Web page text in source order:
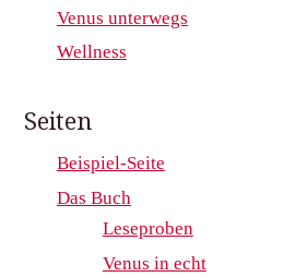
Venus unterwegs
Wellness
Seiten
Beispiel-Seite
Das Buch
Leseproben
Venus in echt